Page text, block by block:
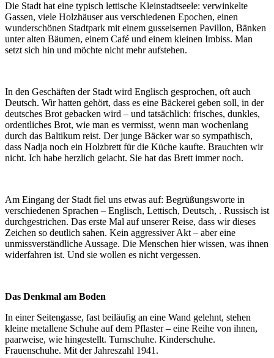
Die Stadt hat eine typisch lettische Kleinstadtseele: verwinkelte
Gassen, viele Holzhäuser aus verschiedenen Epochen, einen
wunderschönen Stadtpark mit einem gusseisernen Pavillon, Bänken
unter alten Bäumen, einem Café und einem kleinen Imbiss. Man
setzt sich hin und möchte nicht mehr aufstehen.
In den Geschäften der Stadt wird Englisch gesprochen, oft auch
Deutsch. Wir hatten gehört, dass es eine Bäckerei geben soll, in der
deutsches Brot gebacken wird – und tatsächlich: frisches, dunkles,
ordentliches Brot, wie man es vermisst, wenn man wochenlang
durch das Baltikum reist. Der junge Bäcker war so sympathisch,
dass Nadja noch ein Holzbrett für die Küche kaufte. Brauchten wir
nicht. Ich habe herzlich gelacht. Sie hat das Brett immer noch.
Am Eingang der Stadt fiel uns etwas auf: Begrüßungsworte in
verschiedenen Sprachen – Englisch, Lettisch, Deutsch, . Russisch ist
durchgestrichen. Das erste Mal auf unserer Reise, dass wir dieses
Zeichen so deutlich sahen. Kein aggressiver Akt – aber eine
unmissverständliche Aussage. Die Menschen hier wissen, was ihnen
widerfahren ist. Und sie wollen es nicht vergessen.
Das Denkmal am Boden
In einer Seitengasse, fast beiläufig an eine Wand gelehnt, stehen
kleine metallene Schuhe auf dem Pflaster – eine Reihe von ihnen,
paarweise, wie hingestellt. Turnschuhe. Kinderschuhe.
Frauenschuhe. Mit der Jahreszahl 1941.